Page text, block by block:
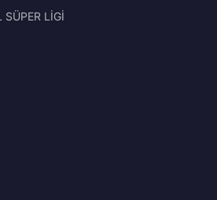
SÜPER LİGİ